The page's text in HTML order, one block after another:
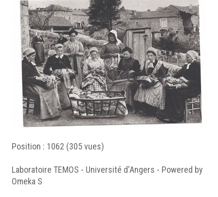
Position : 1062 (305vues)
Laboratoire TEMOS - Université d'Angers - Powered by
Omeka S